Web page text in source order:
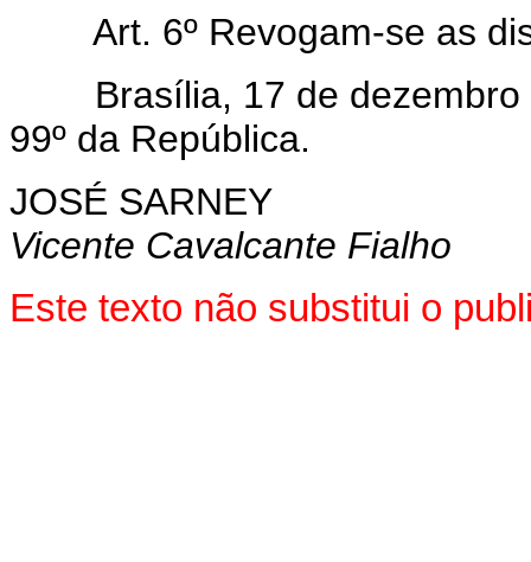
Art. 6º Revogam-se as
Brasília, 17 de dezembro
99º da República.
JOSÉ SARNEY
Vicente Cavalcante Fialho
Este texto não substitui o